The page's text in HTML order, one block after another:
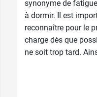
synonyme de
à dormir. Il est
reconnaître pour le
charge dès que
ne soit trop tard.